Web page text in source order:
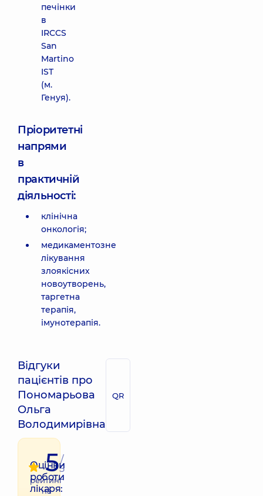
печінки
в
IRCCS
San
Martino
IST
(м.
Генуя).
Пріоритетні
напрями
в
практичній
діяльності:
клінічна
онкологія;
медикаментозне
лікування
злоякісних
новоутворень,
таргетна
терапія,
імунотерапія.
Відгуки
пацієнтів про
Пономарьова
Ольга
Володимирівна
QR
Оцінки
роботи
лікаря:
5/
5
рейтинг
на